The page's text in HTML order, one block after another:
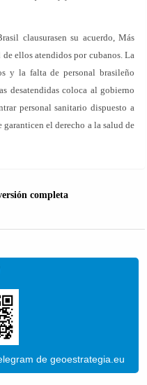
clausurasen su acuerdo, Más
de ellos atendidos por cubanos. La
y la falta de personal brasileño
desatendidas coloca al gobierno
personal sanitario dispuesto a
el derecho a la salud de
completa
de geoestrategia.eu